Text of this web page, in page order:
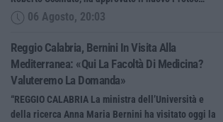
06 Agosto, 20:03
Reggio Calabria, Bernini In Visita Alla
Mediterranea: «Qui La Facoltà Di Medicina?
Valuteremo La Domanda»
“REGGIO CALABRIA La ministra dell’Università e
della ricerca Anna Maria Bernini ha visitato oggi la